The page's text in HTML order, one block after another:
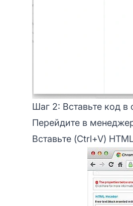
Шаг 2: Вставьте код в
Перейдите в
Вставьте (Ctrl+V)